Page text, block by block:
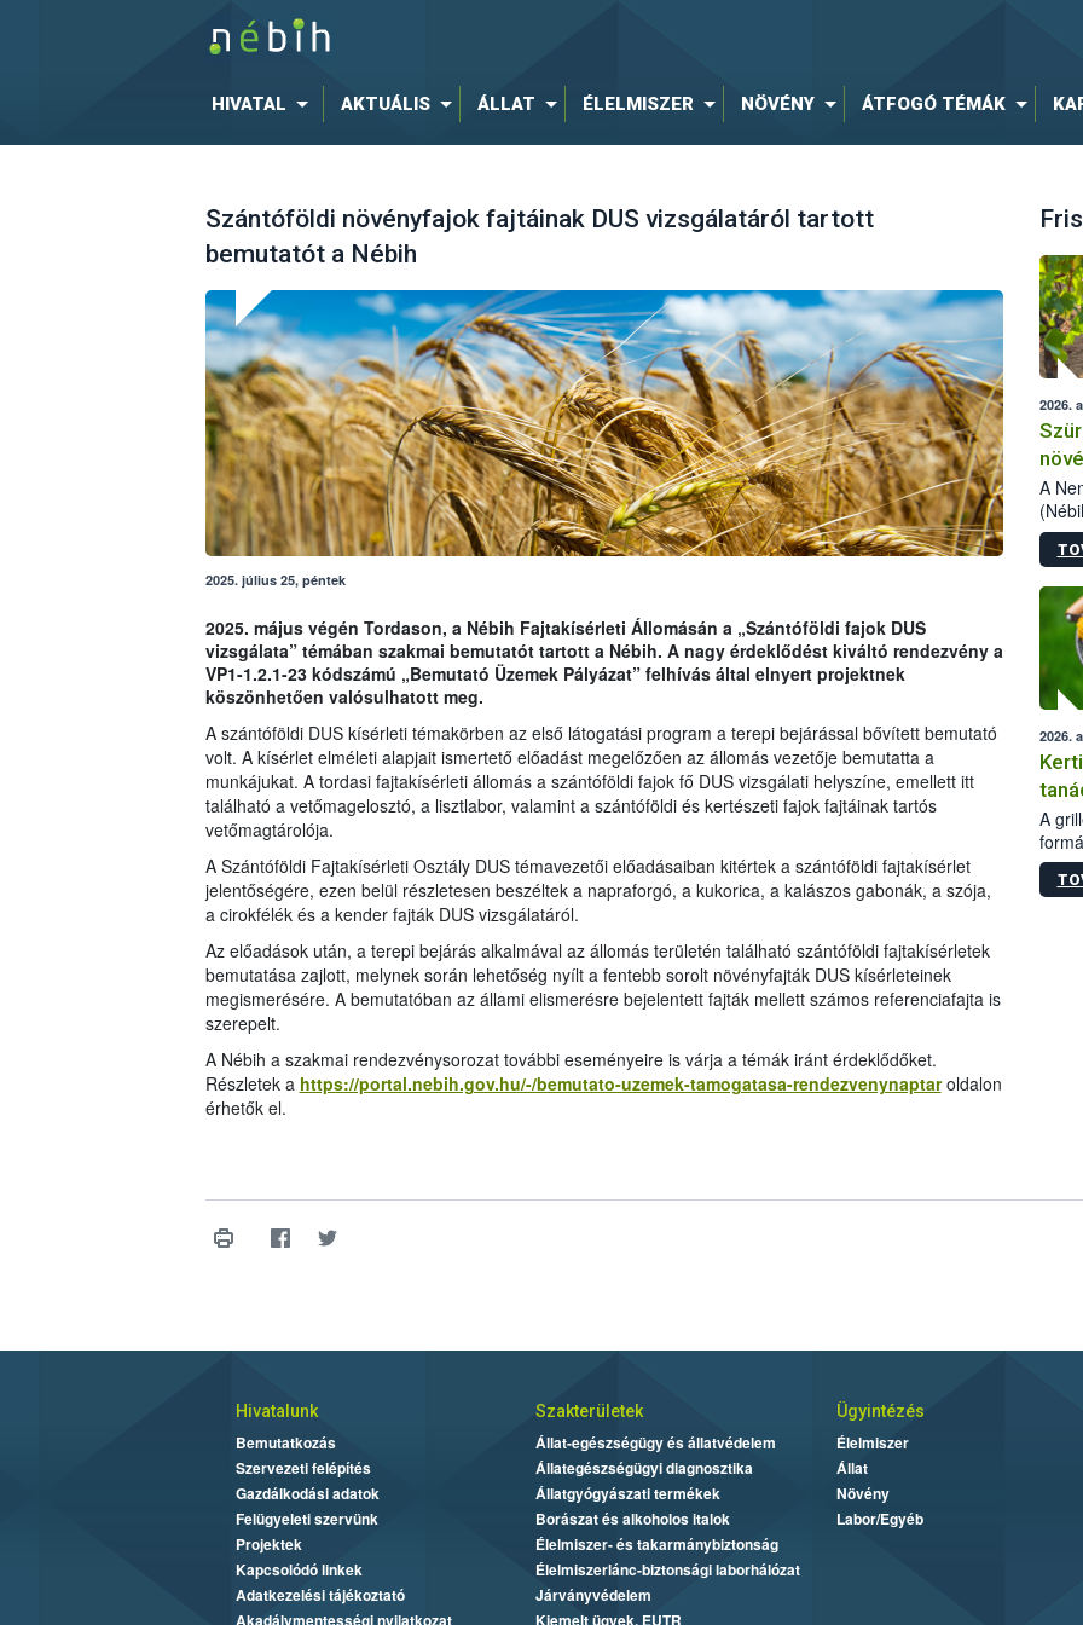
HIVATAL AKTUÁLIS ÁLLAT ÉLELMISZER NÖVÉNY ÁTFOGÓ TÉMÁK
Szántóföldi növényfajok fajtáinak DUS vizsgálatáról tartott
bemutatót a Nébih
2025. július 25, péntek
2025. május végén Tordason, a Nébih Fajtakísérleti Állomásán a „Szántóföldi fajok DUS
vizsgálata” témában szakmai bemutatót tartott a Nébih. A nagy érdeklődést kiváltó rendezvény a
VP1-1.2.1-23 kódszámú „Bemutató Üzemek Pályázat” felhívás által elnyert projektnek
köszönhetően valósulhatott meg.
A szántóföldi DUS kísérleti témakörben az első látogatási program a terepi bejárással bővített bemutató
volt. A kísérlet elméleti alapjait ismertető előadást megelőzően az állomás vezetője bemutatta a
munkájukat. A tordasi fajtakísérleti állomás a szántóföldi fajok fő DUS vizsgálati helyszíne, emellett itt
található a vetőmagelosztó, a lisztlabor, valamint a szántóföldi és kertészeti fajok fajtáinak tartós
vetőmagtárolója.
A Szántóföldi Fajtakísérleti Osztály DUS témavezetői előadásaiban kitértek a szántóföldi fajtakísérlet
jelentőségére, ezen belül részletesen beszéltek a napraforgó, a kukorica, a kalászos gabonák, a szója,
a cirokfélék és a kender fajták DUS vizsgálatáról.
Az előadások után, a terepi bejárás alkalmával az állomás területén található szántóföldi fajtakísérletek
bemutatása zajlott, melynek során lehetőség nyílt a fentebb sorolt növényfajták DUS kísérleteinek
megismerésére. A bemutatóban az állami elismerésre bejelentett fajták mellett számos referenciafajta is
szerepelt.
A Nébih a szakmai rendezvénysorozat további eseményeire is várja a témák iránt érdeklődőket.
Részletek a https://portal.nebih.gov.hu/-/bemutato-uzemek-tamogatasa-rendezvenynaptaroldalon
érhetők el.
2026.
A
Az
2026.
A
Hivatalunk
Bemutatkozás
Szervezeti felépítés
Gazdálkodási adatok
Felügyeleti szervünk
Projektek
Kapcsolódó linkek
Adatkezelési tájékoztató
Akadálymentességi nyilatkozat
Szakterületek
Állat-egészségügy és állatvédelem
Állategészségügyi diagnosztika
Állatgyógyászati termékek
Borászat és alkoholos italok
Élelmiszer- és takarmánybiztonság
Élelmiszerlánc-biztonsági laborhálózat
Járványvédelem
Kiemelt ügyek, EUTR
Ügyintézés
Élelmiszer
Állat
Növény
Labor/Egyéb